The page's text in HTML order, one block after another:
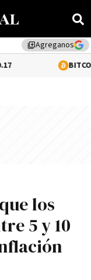
library_addAgreganos
1.02%
los
5 y 10